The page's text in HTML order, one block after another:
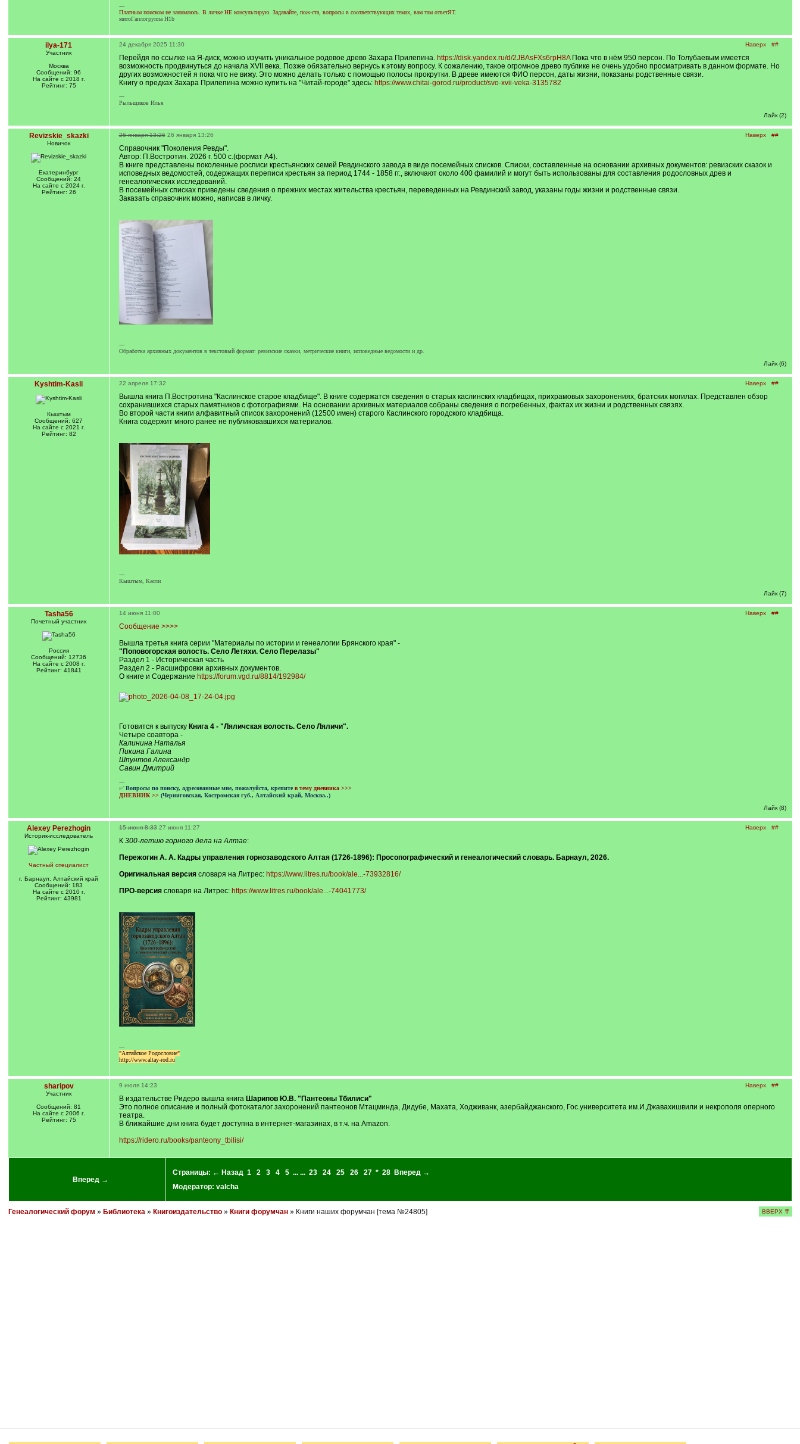
---
Платным поиском не занимаюсь. В личке НЕ консультирую. Задавайте, пож-ста, вопросы в соответствующих темах, вам там ответЯТ.
митоГаплогруппа H1b
ilya-171
Участник
Москва
Сообщений: 96
На сайте с 2018 г.
Рейтинг: 75
Наверх ##
24 декабря 2025 11:30
Перейдя по ссылке на Я-диск, можно изучить уникальное родовое древо Захара Прилепина. https://disk.yandex.ru/d/2JBAsFXs6rpH8AПока что в нём 950 персон. По Толубаевым имеется
возможность продвинуться до начала XVII века. Позже обязательно вернусь к этому вопросу. К сожалению, такое огромное древо публике не очень удобно просматривать в данном формате. Но
других возможностей я пока что не вижу. Это можно делать только с помощью полосы прокрутки. В древе имеются ФИО персон, даты жизни, показаны родственные связи.
Книгу о предках Захара Прилепина можно купить на "Читай-городе" здесь: https://www.chitai-gorod.ru/product/svo-xvii-veka-3135782
---
Рыльщиков Илья
Лайк (2)
Revizskie_skazki
Новичок
Екатеринбург
Сообщений: 24
На сайте с 2024 г.
Рейтинг: 26
Наверх ##
26 января 13:26 26 января 13:26
Справочник "Поколения Ревды".
Автор: П.Востротин. 2026 г. 500 с.(формат А4).
В книге представлены поколенные росписи крестьянских семей Ревдинского завода в виде посемейных списков. Списки, составленные на основании архивных документов: ревизских сказок и
исповедных ведомостей, содержащих переписи крестьян за период 1744 - 1858 гг., включают около 400 фамилий и могут быть использованы для составления родословных древ и
генеалогических исследований.
В посемейных списках приведены сведения о прежних местах жительства крестьян, переведенных на Ревдинский завод, указаны годы жизни и родственные связи.
Заказать справочник можно, написав в личку.
---
Обработка архивных документов в текстовый формат: ревизские сказки, метрические книги, исповедные ведомости и др.
Лайк (6)
Kyshtim-Kasli
Кыштым
Сообщений: 627
На сайте с 2021 г.
Рейтинг: 82
Наверх ##
22 апреля 17:32
Вышла книга П.Востротина "Каслинское старое кладбище". В книге содержатся сведения о старых каслинских кладбищах, прихрамовых захоронениях, братских могилах. Представлен обзор
сохранившихся старых памятников с фотографиями. На основании архивных материалов собраны сведения о погребенных, фактах их жизни и родственных связях.
Во второй части книги алфавитный список захоронений (12500 имен) старого Каслинского городского кладбища.
Книга содержит много ранее не публиковавшихся материалов.
---
Кыштым, Касли
Лайк (7)
Tasha56
Почетный учаcтник
Россия
Сообщений: 12736
На сайте с 2008 г.
Рейтинг: 41841
Наверх ##
14 июня 11:00
Сообщение >>>>
Вышла третья книга серии "Материалы по истории и генеалогии Брянского края" -
"Поповогорская волость. Село Летяхи. Село Перелазы"
Раздел 1 - Историческая часть
Раздел 2 - Расшифровки архивных документов.
О книге и Содержание https://forum.vgd.ru/8814/192984/
Готовится к выпуску Книга 4 - "Ляличская волость. Село Ляличи".
Четыре соавтора -
Калинина Наталья
Пикина Галина
Шпунтов Александр
Савин Дмитрий
---
✅ Вопросы по поиску, адресованные мне, пожалуйста, крепите в тему дневника >>>
ДНЕВНИК >> (Черниговская, Костромская губ., Алтайский край, Москва..)
Лайк (8)
Alexey Perezhogin
Историк-исследователь
Частный специалист
г. Барнаул, Алтайский край
Сообщений: 183
На сайте с 2010 г.
Рейтинг: 43981
Наверх ##
15 июня 8:33 27 июня 11:27
К 300-летию горного дела на Алтае:
Пережогин А. А. Кадры управления горнозаводского Алтая (1726-1896): Просопографический и генеалогический словарь. Барнаул, 2026.
Оригинальная версиясловаря на Литрес: https://www.litres.ru/book/ale...-73932816/
ПРО-версия словаря на Литрес: https://www.litres.ru/book/ale...-74041773/
---
"Алтайское Родословие"
http://www.altay-rod.ru
sharipov
Участник
Сообщений: 81
На сайте с 2006 г.
Рейтинг: 75
Наверх ##
9 июля 14:23
В издательстве Ридеро вышла книга Шарипов Ю.В. "Пантеоны Тбилиси"
Это полное описание и полный фотокаталог захоронений пантеонов Мтацминда, Дидубе, Махата, Ходживанк, азербайджанского, Гос.университета им.И.Джавахишвили и некрополя оперного
театра.
В ближайшие дни книга будет доступна в интернет-магазинах, в т.ч. на Amazon.
https://ridero.ru/books/panteony_tbilisi/
Вперед →
Страницы: ← Назад 1 2 3 4 5 ... ... 23 24 25 26 27 * 28
Вперед →
Модератор: valcha
Генеалогический форум » Библиотека» Книгоиздательство» Книги форумчан» Книги наших форумчан [тема №24805] ВВЕРХ ⇈